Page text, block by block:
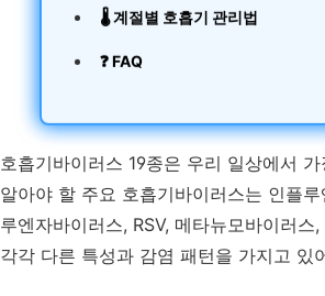
🌡️ 계절별 호흡기 관리법
❓ FAQ
호흡기바이러스 19종은 우리 일상에서
알아야 할 주요 호흡기바이러스는 인플
루엔자바이러스, RSV, 메타뉴모바이러
각각 다른 특성과 감염 패턴을 가지고 있